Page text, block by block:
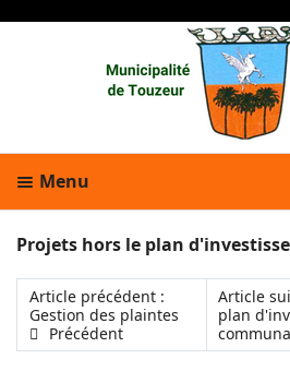
Menu
Projets hors le plan
Article précédent :
Gestion des plaintes
Précédent
Article
plan